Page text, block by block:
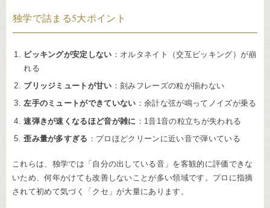
独学で詰まる5大ポイント
ピッキングが安定しない ：オルタネイト（交互ピッキング）が崩
れる
ブリッジミュートが甘い ：刻みフレーズの粒が揃わない
左手のミュートができていない ：余計な弦が鳴ってノイズが乗る
速弾きが速くなるほど音が雑に ：1音1音の粒立ちが失われる
歪み量が多すぎる ：プロほどクリーンに近い音で弾いている
これらは、独学では「自分の出している音」を客観的に評価できな
いため、何年かけても改善しないことが多い領域です。プロに指摘
されて初めて気づく「クセ」が大量にあります。